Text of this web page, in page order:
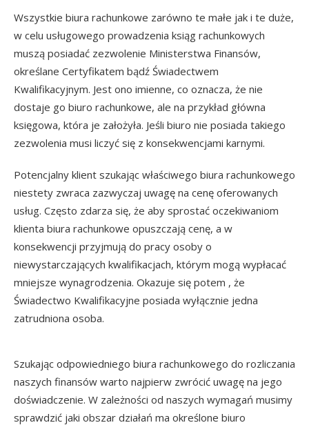
Wszystkie biura rachunkowe zarówno te małe jak i te duże,
w celu usługowego prowadzenia ksiąg rachunkowych
muszą posiadać zezwolenie Ministerstwa Finansów,
określane Certyfikatem bądź Świadectwem
Kwalifikacyjnym. Jest ono imienne, co oznacza, że nie
dostaje go biuro rachunkowe, ale na przykład główna
księgowa, która je założyła. Jeśli biuro nie posiada takiego
zezwolenia musi liczyć się z konsekwencjami karnymi.
Potencjalny klient szukając właściwego biura rachunkowego
niestety zwraca zazwyczaj uwagę na cenę oferowanych
usług. Często zdarza się, że aby sprostać oczekiwaniom
klienta biura rachunkowe opuszczają cenę, a w
konsekwencji przyjmują do pracy osoby o
niewystarczających kwalifikacjach, którym mogą wypłacać
mniejsze wynagrodzenia. Okazuje się potem , że
Świadectwo Kwalifikacyjne posiada wyłącznie jedna
zatrudniona osoba.
Szukając odpowiedniego biura rachunkowego do rozliczania
naszych finansów warto najpierw zwrócić uwagę na jego
doświadczenie. W zależności od naszych wymagań musimy
sprawdzić jaki obszar działań ma określone biuro